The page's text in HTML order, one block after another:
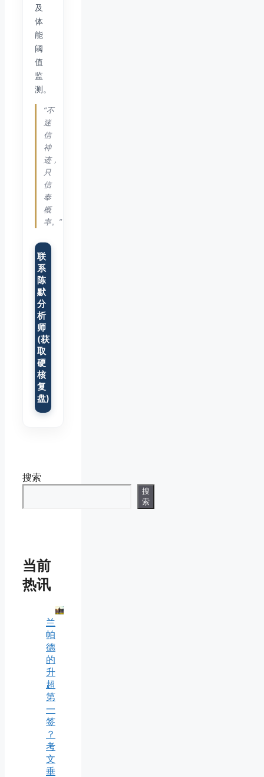
及
体
能
阈
值
监
测。
“不
迷
信
神
迹，
只
信
奉
概
率。”
联
系
陈
默
分
析
师
(获
取
硬
核
复
盘)
搜索
搜
索
当前
热讯
兰
帕
德
的
升
超
第
一
签
？
考
文
垂